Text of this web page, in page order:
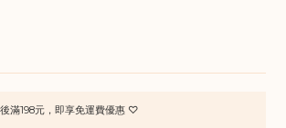
滿198元，即享免運費優惠 ♡